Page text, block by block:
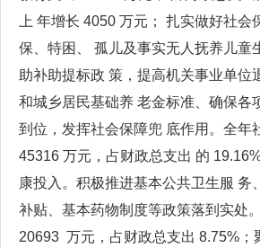
上 年增长 4050 万元； 扎实做好社会
保、特困、 孤儿及事实无人抚养儿童
助补助提标政 策，提高机关事业单位
和城乡居民基础养 老金标准、确保各
到位，发挥社会保障兜 底作用。全年
45316 万元，占财政总支出 的
康投入。积极推进基本公共卫生服 务
补贴、基本药物制度等政策落到实处
20693 万元，占财政总支出 8.75%；